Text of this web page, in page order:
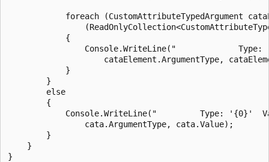
foreach (CustomAttributeTypedArgument
            {
Console.WriteLine("             Type:
cataElement.ArgumentType,
            }
        }
        else
        {
Console.WriteLine("         Type: '{0}'
                cata.ArgumentType, cata.Value);
        }
    }
}